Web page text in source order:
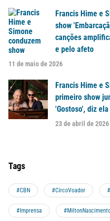
Francis Hime e
show
canções
e pelo afeto
11 de maio de 2026
Francis Hime e
primeiro show
'Gostoso', diz ela
23 de abril de 2026
Tags
#CBN #CircoVoador
#Imprensa